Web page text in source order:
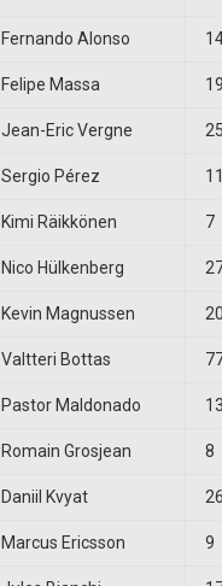
Fernando Alonso
Felipe Massa 19
Jean-Eric Vergne 25
Sergio Pérez 11
Kimi Räikkönen 7
Nico Hülkenberg
Kevin Magnussen 20
Valtteri Bottas
Pastor Maldonado 13
Romain Grosjean 8
Daniil Kvyat 26
Marcus Ericsson 9